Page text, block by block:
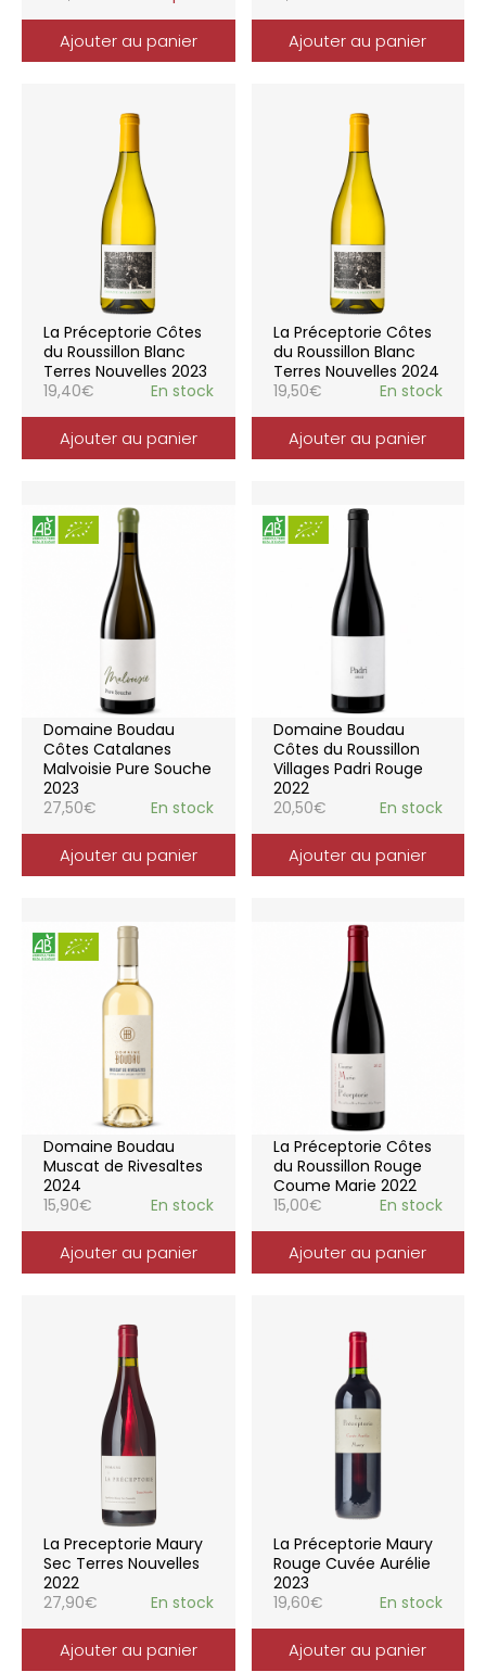
Ajouter au panier Ajouter au panier
La Préceptorie Côtes
du Roussillon Blanc
Terres Nouvelles 2023
19,40€ En stock
Ajouter au panier
La Préceptorie Côtes
du Roussillon Blanc
Terres Nouvelles 2024
19,50€ En stock
Ajouter au panier
Domaine Boudau
Côtes Catalanes
Malvoisie Pure Souche
2023
27,50€ En stock
Ajouter au panier
Domaine Boudau
Côtes du Roussillon
Villages Padri Rouge
2022
20,50€ En stock
Ajouter au panier
Domaine Boudau
Muscat de Rivesaltes
2024
15,90€ En stock
Ajouter au panier
La Préceptorie Côtes
du Roussillon Rouge
Coume Marie 2022
15,00€ En stock
Ajouter au panier
La Preceptorie Maury
Sec Terres Nouvelles
2022
27,90€ En stock
Ajouter au panier
La Préceptorie Maury
Rouge Cuvée Aurélie
2023
19,60€ En stock
Ajouter au panier